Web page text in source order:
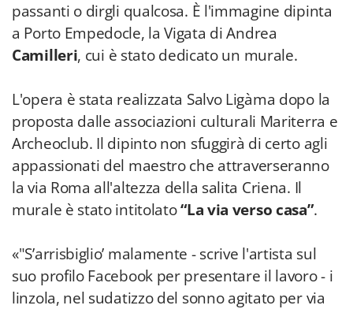
passanti o dirgli qualcosa. È l'immagine dipinta
a Porto Empedocle, la Vigata di Andrea
Camilleri, cui è stato dedicato un murale.
L'opera è stata realizzata Salvo Ligàma dopo la
proposta dalle associazioni culturali Mariterra e
Archeoclub. Il dipinto non sfuggirà di certo agli
appassionati del maestro che attraverseranno
la via Roma all'altezza della salita Criena. Il
murale è stato intitolato“La via verso casa”.
«"S’arrisbiglio’ malamente - scrive l'artista sul
suo profilo Facebook per presentare il lavoro - i
linzola, nel sudatizzo del sonno agitato per via